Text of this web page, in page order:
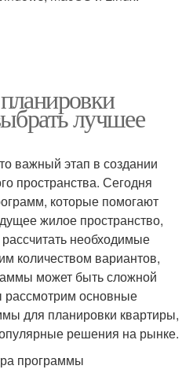
лучшее
важный этап в создании
пространства. Сегодня
которые помогают
жилое пространство,
необходимые
количеством вариантов,
может быть сложной
рассмотрим основные
для планировки квартиры,
решения на рынке.
программы